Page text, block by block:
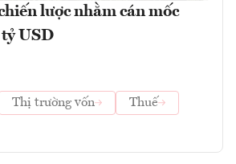
lược nhằm cán mốc
USD
Thị trường vốn
Thuế